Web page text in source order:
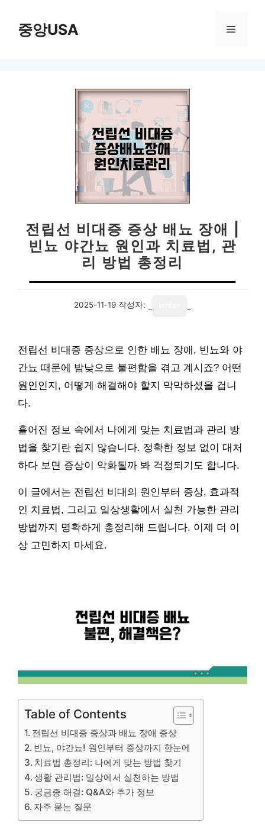
중앙USA 메
전립선 비대증 증상 배뇨 장애 |
빈뇨 야간뇨 원인과 치료법, 관
리 방법 총정리
2025-11-19 작성자:
전립선 비대증 증상으로 인한 배뇨 장애, 빈뇨와 야
간뇨 때문에 밤낮으로 불편함을 겪고 계시죠? 어떤
원인인지, 어떻게 해결해야 할지 막막하셨을 겁니
다.
흩어진 정보 속에서 나에게 맞는 치료법과 관리 방
법을 찾기란 쉽지 않습니다. 정확한 정보 없이 대처
하다 보면 증상이 악화될까 봐 걱정되기도 합니다.
이 글에서는 전립선 비대의 원인부터 증상, 효과적
인 치료법, 그리고 일상생활에서 실천 가능한 관리
방법까지 명확하게 총정리해 드립니다. 이제 더 이
상 고민하지 마세요.
Table of Contents
전립선 비대증 증상과 배뇨 장애 증상
빈뇨, 야간뇨! 원인부터 증상까지 한눈에
치료법 총정리: 나에게 맞는 방법 찾기
생활 관리법: 일상에서 실천하는 방법
궁금증 해결: Q&A와 추가 정보
자주 묻는 질문